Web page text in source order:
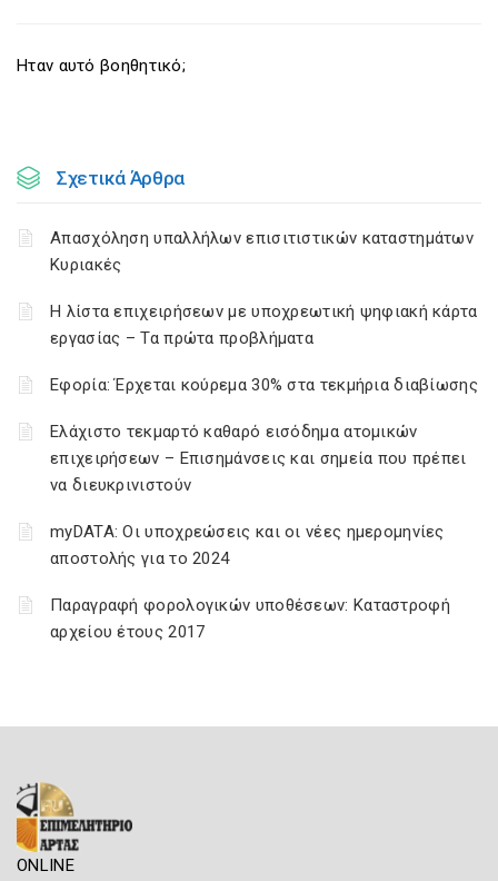
Ηταν αυτό βοηθητικό;
Σχετικά Άρθρα
Απασχόληση υπαλλήλων επισιτιστικών καταστημάτων
Κυριακές
H λίστα επιχειρήσεων με υποχρεωτική ψηφιακή κάρτα
εργασίας – Τα πρώτα προβλήματα
Εφορία: Έρχεται κούρεμα 30% στα τεκμήρια διαβίωσης
Ελάχιστο τεκμαρτό καθαρό εισόδημα ατομικών
επιχειρήσεων – Επισημάνσεις και σημεία που πρέπει
να διευκρινιστούν
myDATA: Οι υποχρεώσεις και οι νέες ημερομηνίες
αποστολής για το 2024
Παραγραφή φορολογικών υποθέσεων: Καταστροφή
αρχείου έτους 2017
ONLINE